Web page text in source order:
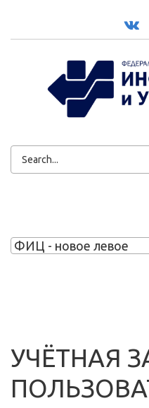
ВК
ФОРМА
УЧЁТНАЯ